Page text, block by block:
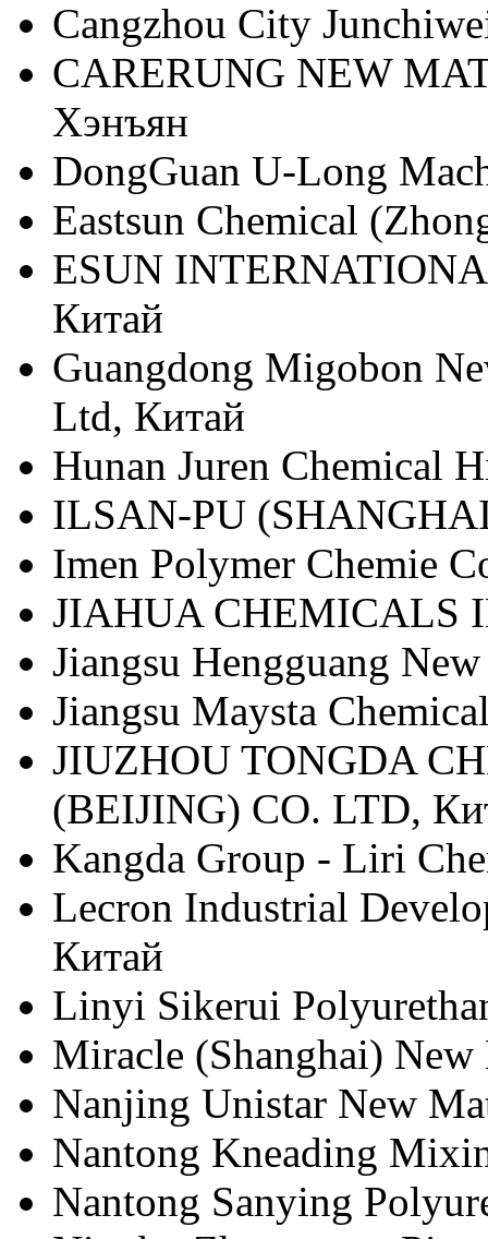
Cangzhou City
CARERUNG NEW
Хэнъян
DongGuan U-Long
Eastsun Chemical
ESUN
Китай
Guangdong Migobon
Ltd, Китай
Hunan Juren Chemical
ILSAN-PU
Imen Polymer Chemie
JIAHUA CHEMICALS
Jiangsu Hengguang
Jiangsu Maysta
JIUZHOU TONGDA
(BEIJING) CO. LTD,
Kangda Group - Liri
Lecron Industrial
Китай
Linyi Sikerui
Miracle (Shanghai)
Nanjing Unistar New
Nantong Kneading
Nantong Sanying